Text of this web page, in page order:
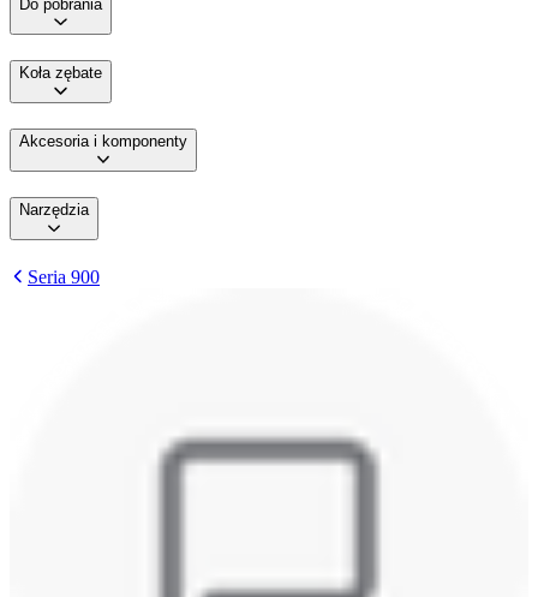
Do pobrania
Koła zębate
Akcesoria i komponenty
Narzędzia
Seria 900